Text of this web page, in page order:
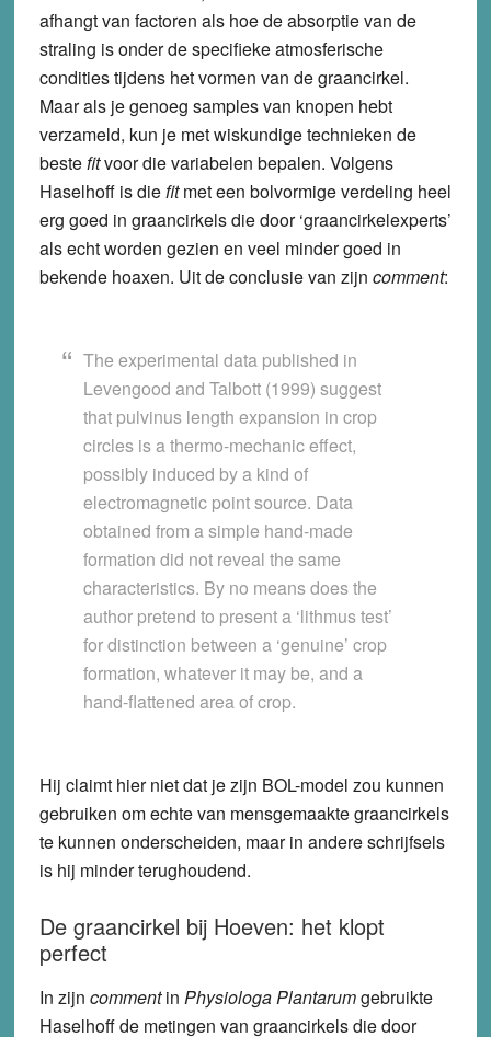
afhangt van factoren als hoe de absorptie van de
straling is onder de specifieke atmosferische
condities tijdens het vormen van de graancirkel.
Maar als je genoeg samples van knopen hebt
verzameld, kun je met wiskundige technieken de
bestefitvoor die variabelen bepalen. Volgens
Haselhoff is diefitmet een bolvormige verdeling heel
erg goed in graancirkels die door ‘graancirkelexperts’
als echt worden gezien en veel minder goed in
bekende hoaxen. Uit de conclusie van zijn comment:
The experimental data published in
Levengood and Talbott (1999) suggest
that pulvinus length expansion in crop
circles is a thermo-mechanic effect,
possibly induced by a kind of
electromagnetic point source. Data
obtained from a simple hand-made
formation did not reveal the same
characteristics. By no means does the
author pretend to present a ‘lithmus test’
for distinction between a ‘genuine’ crop
formation, whatever it may be, and a
hand-flattened area of crop.
Hij claimt hier niet dat je zijn BOL-model zou kunnen
gebruiken om echte van mensgemaakte graancirkels
te kunnen onderscheiden, maar in andere schrijfsels
is hij minder terughoudend.
De graancirkel bij Hoeven: het klopt
perfect
In zijn commentin Physiologa Plantarumgebruikte
Haselhoff de metingen van graancirkels die door